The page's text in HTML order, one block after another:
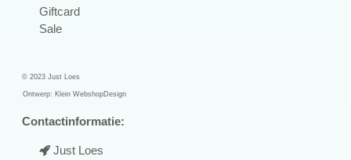
Giftcard
Sale
© 2023 Just Loes
Ontwerp: Klein WebshopDesign
Contactinformatie:
Just Loes